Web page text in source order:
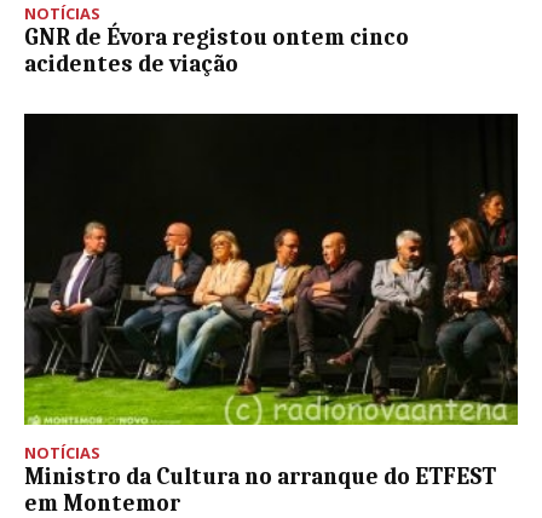
NOTÍCIAS
GNR de Évora registou ontem cinco
acidentes de viação
NOTÍCIAS
Ministro da Cultura no arranque do ETFEST
em Montemor